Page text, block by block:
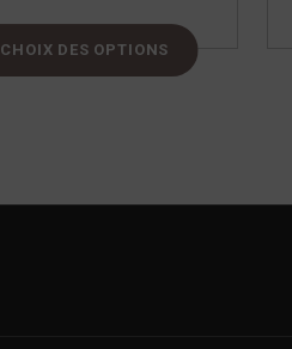
CHOIX DES OPTIONS